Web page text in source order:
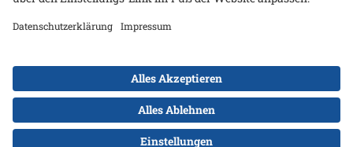
Ansprechpartner
Kontakt
Alle Preise exkl. gesetzl. Mehrwertsteuer zzgl.
Versandkostenund ggf. Nachnahmegebühren, wenn
nicht anders angegeben.